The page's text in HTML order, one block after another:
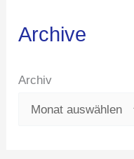
Archive
Archiv